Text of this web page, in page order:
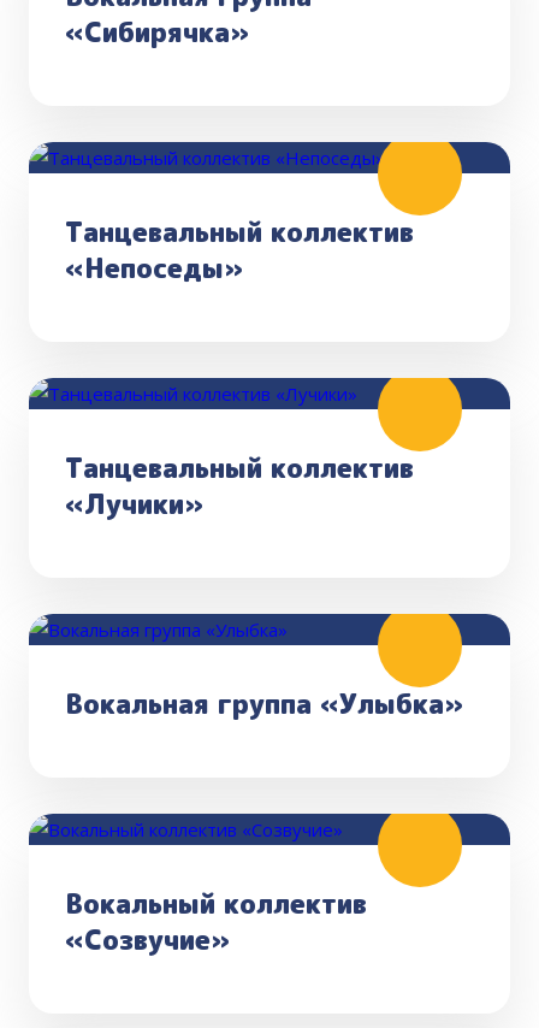
«Сибирячка»
Танцевальный коллектив
«Непоседы»
Танцевальный коллектив
«Лучики»
Вокальная группа «Улыбка»
Вокальный коллектив
«Созвучие»